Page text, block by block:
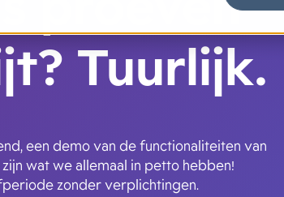
Tuurlijk.
een demo van de functionaliteiten van
wat we allemaal in petto hebben!
zonder verplichtingen.